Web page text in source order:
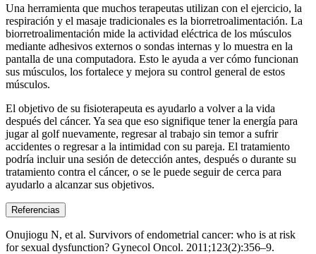
Una herramienta que muchos terapeutas utilizan con el ejercicio, la
respiración y el masaje tradicionales es la biorretroalimentación. La
biorretroalimentación mide la actividad eléctrica de los músculos
mediante adhesivos externos o sondas internas y lo muestra en la
pantalla de una computadora. Esto le ayuda a ver cómo funcionan
sus músculos, los fortalece y mejora su control general de estos
músculos.
El objetivo de su fisioterapeuta es ayudarlo a volver a la vida
después del cáncer. Ya sea que eso signifique tener la energía para
jugar al golf nuevamente, regresar al trabajo sin temor a sufrir
accidentes o regresar a la intimidad con su pareja. El tratamiento
podría incluir una sesión de detección antes, después o durante su
tratamiento contra el cáncer, o se le puede seguir de cerca para
ayudarlo a alcanzar sus objetivos.
Referencias
Onujiogu N, et al. Survivors of endometrial cancer: who is at risk
for sexual dysfunction? Gynecol Oncol. 2011;123(2):356–9.